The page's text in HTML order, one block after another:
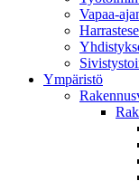
Vapaa-
Ympä­ristö